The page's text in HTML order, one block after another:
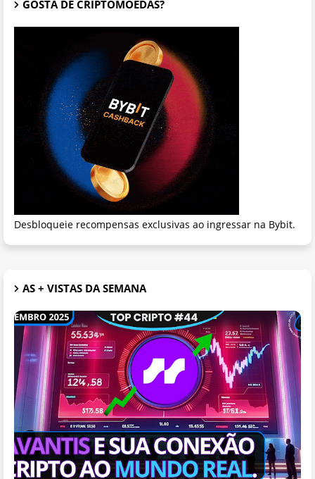
GOSTA DE CRIPTOMOEDAS?
Desbloqueie recompensas exclusivas ao ingressar na Bybit.
AS + VISTAS DA SEMANA